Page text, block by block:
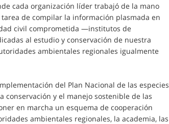
cada organización líder trabajó de la mano
de compilar la información plasmada en
civil comprometida —institutos de
al estudio y conservación de nuestra
ambientales regionales igualmente
del Plan Nacional de las especies
conservación y el manejo sostenible de las
en marcha un esquema de cooperación
ambientales regionales, la academia, las